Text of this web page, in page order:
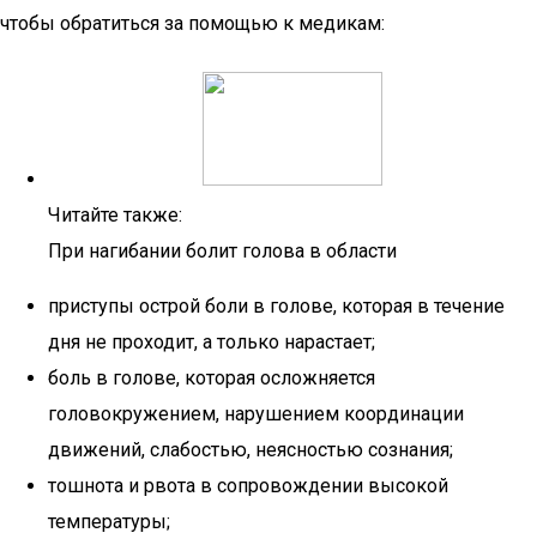
чтобы обратиться за помощью к медикам:
Читайте также:
При нагибании болит голова в области
приступы острой боли в голове, которая в течение
дня не проходит, а только нарастает;
боль в голове, которая осложняется
головокружением, нарушением координации
движений, слабостью, неясностью сознания;
тошнота и рвота в сопровождении высокой
температуры;